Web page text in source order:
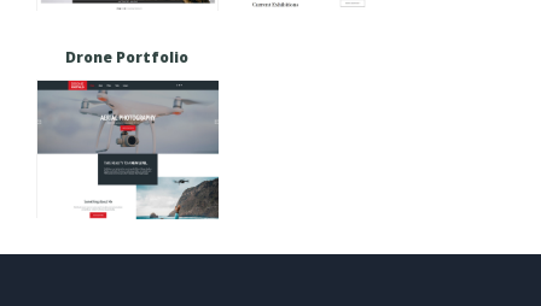
Drone Portfolio